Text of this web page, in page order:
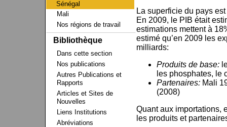
Sénégal
Mali
Nos régions de travail
Bibliothèque
Dans cette section
Nos publications
Autres Publications et
Rapports
Articles et Sites de
Nouvelles
Liens Institutions
Abréviations
La superficie du pays
En 2009, le PIB était
estimations mettent à
estimé qu’en 2009 les
milliards:
Produits de base:
les phosphates, le
Partenaires: Mali
(2008)
Quant aux importations,
les produits et